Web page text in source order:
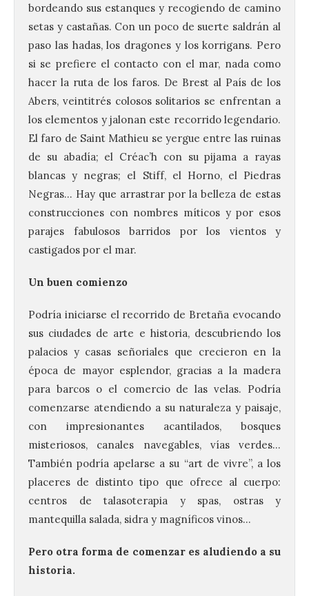
bordeando sus estanques y recogiendo de camino
setas y castañas. Con un poco de suerte saldrán al
paso las hadas, los dragones y los korrigans. Pero
si se prefiere el contacto con el mar, nada como
hacer la ruta de los faros. De Brest al País de los
Abers, veintitrés colosos solitarios se enfrentan a
los elementos y jalonan este recorrido legendario.
El faro de Saint Mathieu se yergue entre las ruinas
de su abadía; el Créac’h con su pijama a rayas
blancas y negras; el Stiff, el Horno, el Piedras
Negras… Hay que arrastrar por la belleza de estas
construcciones con nombres míticos y por esos
parajes fabulosos barridos por los vientos y
castigados por el mar.
Un buen comienzo
Podría iniciarse el recorrido de Bretaña evocando
sus ciudades de arte e historia, descubriendo los
palacios y casas señoriales que crecieron en la
época de mayor esplendor, gracias a la madera
para barcos o el comercio de las velas. Podría
comenzarse atendiendo a su naturaleza y paisaje,
con impresionantes acantilados, bosques
misteriosos, canales navegables, vías verdes…
También podría apelarse a su “art de vivre”, a los
placeres de distinto tipo que ofrece al cuerpo:
centros de talasoterapia y spas, ostras y
mantequilla salada, sidra y magníficos vinos…
Pero otra forma de comenzar es aludiendo a su
historia.